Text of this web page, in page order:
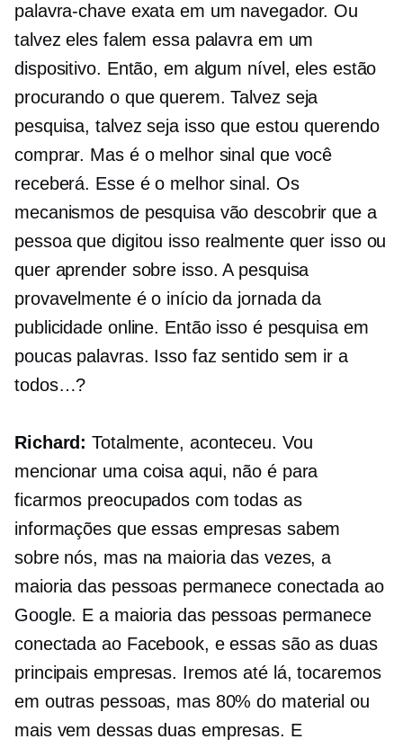
palavra-chave exata em um navegador. Ou
talvez eles falem essa palavra em um
dispositivo. Então, em algum nível, eles estão
procurando o que querem. Talvez seja
pesquisa, talvez seja isso que estou querendo
comprar. Mas é o melhor sinal que você
receberá. Esse é o melhor sinal. Os
mecanismos de pesquisa vão descobrir que a
pessoa que digitou isso realmente quer isso ou
quer aprender sobre isso. A pesquisa
provavelmente é o início da jornada da
publicidade online. Então isso é pesquisa em
poucas palavras. Isso faz sentido sem ir a
todos…?
Richard: Totalmente, aconteceu. Vou
mencionar uma coisa aqui, não é para
ficarmos preocupados com todas as
informações que essas empresas sabem
sobre nós, mas na maioria das vezes, a
maioria das pessoas permanece conectada ao
Google. E a maioria das pessoas permanece
conectada ao Facebook, e essas são as duas
principais empresas. Iremos até lá, tocaremos
em outras pessoas, mas 80% do material ou
mais vem dessas duas empresas. E